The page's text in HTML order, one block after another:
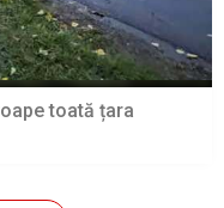
toată țara